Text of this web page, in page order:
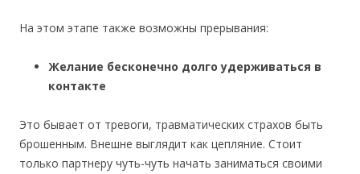
На этом этапе также возможны прерывания:
Желание бесконечно долго удерживаться в
контакте
Это бывает от тревоги, травматических страхов быть
брошенным. Внешне выглядит как цепляние. Стоит
только партнеру чуть-чуть начать заниматься своими